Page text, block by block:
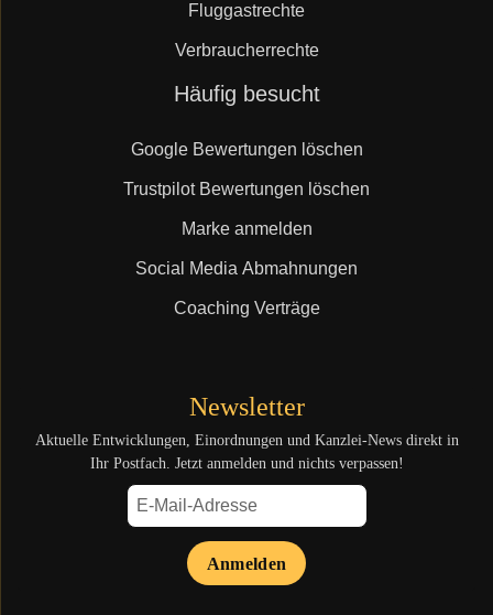
Fluggastrechte
Verbraucherrechte
Häufig besucht
Google Bewertungen löschen
Trustpilot Bewertungen löschen
Marke anmelden
Social Media Abmahnungen
Coaching Verträge
Newsletter
Aktuelle Entwicklungen, Einordnungen und Kanzlei-News direkt in
Ihr Postfach. Jetzt anmelden und nichts verpassen!
Anmelden